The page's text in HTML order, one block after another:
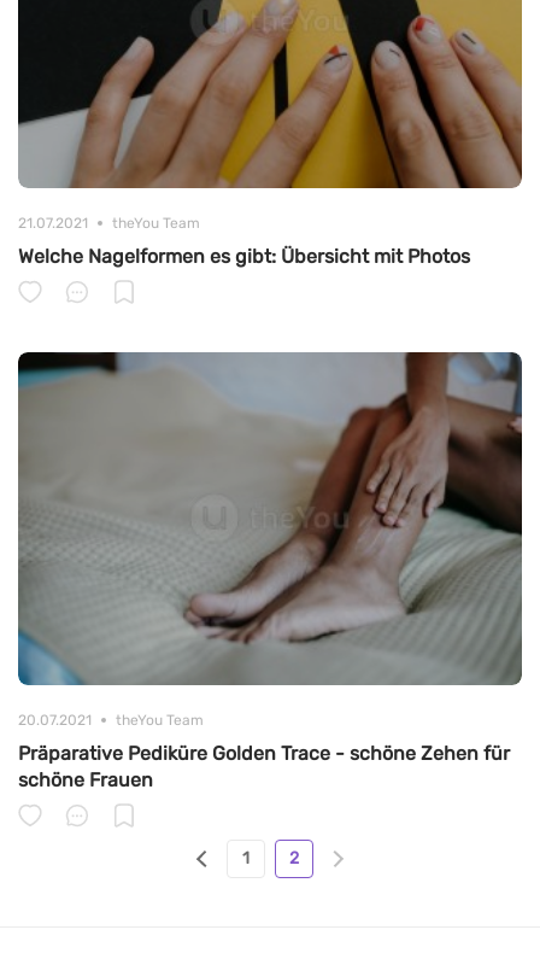
21.07.2021 theYou Team
Welche Nagelformen es gibt: Übersicht mit Photos
20.07.2021 theYou Team
Präparative Pediküre Golden Trace - schöne Zehen für
schöne Frauen
1 2